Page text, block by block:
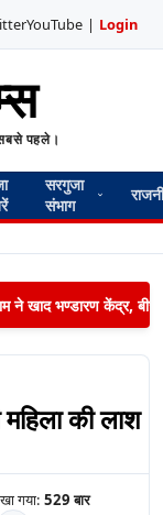
YouTube | Login
पहले।
सरगुजा
संभाग
ने खाद भण्डारण केंद्र,
की लाश
गया: 529बार